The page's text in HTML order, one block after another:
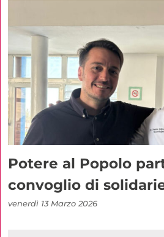
Potere al Popolo
convoglio di
venerdì 13 Marzo 2026